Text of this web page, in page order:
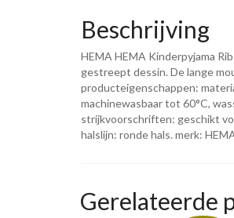
Beschrijving
HEMA HEMA Kinderpyjama
gestreept dessin. De lange
producteigenschappen:
machinewasbaar tot 60°C,
strijkvoorschriften: geschikt
halslijn: ronde hals. merk:
Gerelateerde